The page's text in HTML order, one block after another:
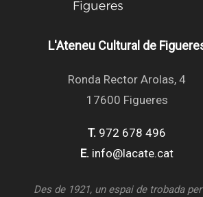
L'Ateneu Cultural de
Ronda Rector Arolas, 4
17600 Figueres
T. 972 678 496
E. info@lacate.cat
Des de 1921, un espai de trobada